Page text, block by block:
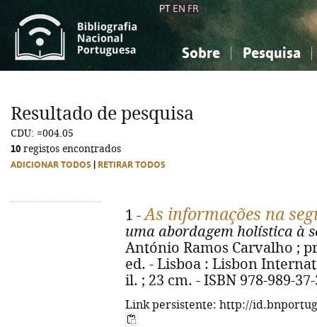
PT EN FR
Sobre Pesquisa
Ciências sociais...
Ciências sociais...
Resultado de pesquisa
CDU: =004.05
10 registos encontrados
ADICIONAR TODOS RETIRAR TODOS
1 -As informações na
uma abordagem holística à
António Ramos Carvalho ;
ed. - Lisboa : Lisbon
il. ; 23 cm. - ISBN 978-989-
Link persistente: http://